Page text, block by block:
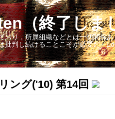
（終了しま
おり，所属組織などとは一切関係
批判し続けることこそが必要だ -
ング('10) 第14回